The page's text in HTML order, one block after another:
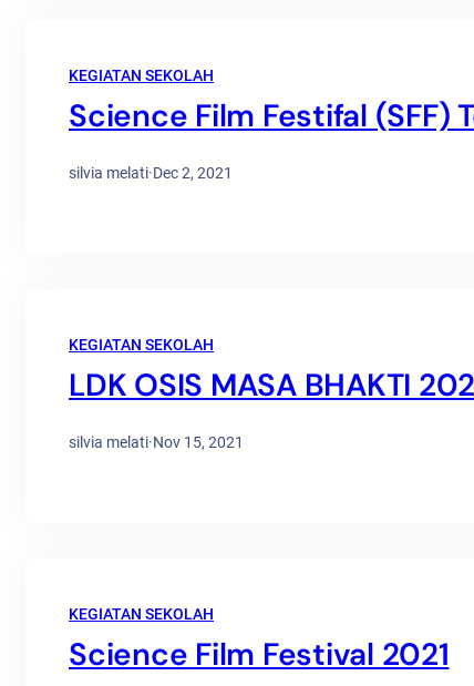
KEGIATAN SEKOLAH
Science Film Festifal (SFF)
silvia melati·Dec 2, 2021
KEGIATAN SEKOLAH
LDK OSIS MASA BHAKTI
silvia melati·Nov 15, 2021
KEGIATAN SEKOLAH
Science Film Festival 2021